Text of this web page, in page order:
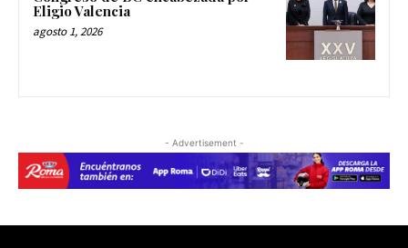
Eligio Valencia
agosto 1, 2026
- Advertisement -